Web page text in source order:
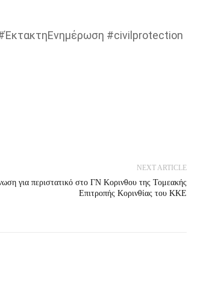
#ΈκτακτηΕνημέρωση #civilprotection
NEXT ARTICLE
για περιστατικό στο ΓΝ Κορινθου της Τομεακής
Επιτροπής Κορινθίας του ΚΚΕ